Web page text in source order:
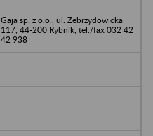
Gaja sp. z o.o., ul. Zebrzydowicka
117, 44-200 Rybnik, tel./fax 032 42
42 938